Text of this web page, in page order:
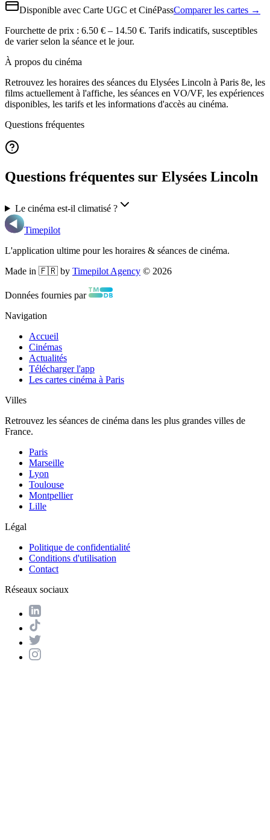
Disponible avec Carte UGC et CinéPassComparer les cartes →
Fourchette de prix : 6.50 € – 14.50 €. Tarifs indicatifs, susceptibles
de varier selon la séance et le jour.
À propos du cinéma
Retrouvez les horaires des séances du Elysées Lincoln à Paris 8e, les
films actuellement à l'affiche, les séances en VO/VF, les expériences
disponibles, les tarifs et les informations d'accès au cinéma.
Questions fréquentes
Questions fréquentes sur Elysées Lincoln
Le cinéma est-il climatisé ?
Timepilot
L'application ultime pour les horaires & séances de cinéma.
Made in 🇫🇷 by Timepilot Agency © 2026
Données fournies par
Navigation
Accueil
Cinémas
Actualités
Télécharger l'app
Les cartes cinéma à Paris
Villes
Retrouvez les séances de cinéma dans les plus grandes villes de
France.
Paris
Marseille
Lyon
Toulouse
Montpellier
Lille
Légal
Politique de confidentialité
Conditions d'utilisation
Contact
Réseaux sociaux